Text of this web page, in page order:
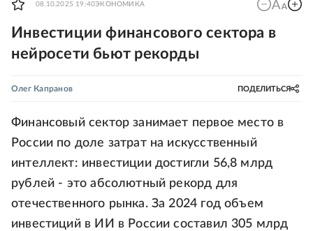
08.10.2025 19:40ЭКОНОМИКА
Инвестиции финансового сектора в
нейросети бьют рекорды
Олег Капранов ПОДЕЛИТЬСЯ
Финансовый сектор занимает первое место в
России по доле затрат на искусственный
интеллект: инвестиции достигли 56,8 млрд
рублей - это абсолютный рекорд для
отечественного рынка. За 2024 год объем
инвестиций в ИИ в России составил 305 млрд